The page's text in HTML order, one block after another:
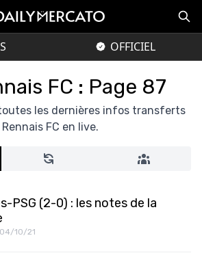
OFFICIEL
FC : Page 87
les dernières infos transferts
FC en live.
PSG (2-0) : les notes de la
10/21